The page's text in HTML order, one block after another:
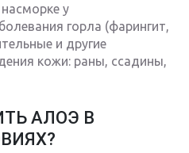
у
горла (фарингит,
и другие
кожи: раны, ссадины,
АЛОЭ В